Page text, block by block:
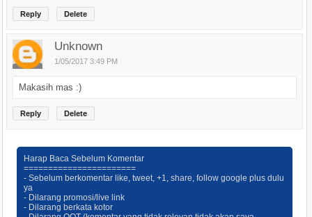
Reply Delete
Unknown
1/05/2017 3:49 PM
Makasih mas :)
Reply Delete
Harap Baca Sebelum Komentar
=======================
- Sebelum berkomentar like, tweet, +1, share, follow google plus dulu
ya
- Dilarang promosi/live link
- Dilarang berkata kotor